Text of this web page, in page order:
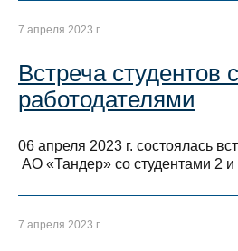
7 апреля 2023 г.
Встреча студентов с
работодателями
06 апреля 2023 г. состоялась
АО «Тандер» со студентами 2 и
7 апреля 2023 г.